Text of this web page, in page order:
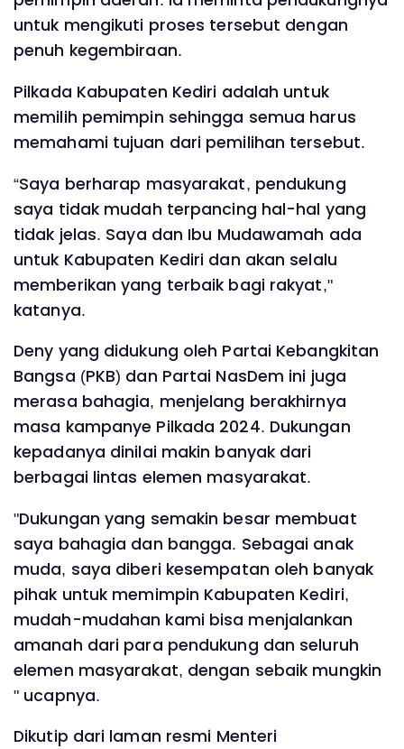
untuk mengikuti proses tersebut dengan
penuh kegembiraan.
Pilkada Kabupaten Kediri adalah untuk
memilih pemimpin sehingga semua harus
memahami tujuan dari pemilihan tersebut.
“Saya berharap masyarakat, pendukung
saya tidak mudah terpancing hal-hal yang
tidak jelas. Saya dan Ibu Mudawamah ada
untuk Kabupaten Kediri dan akan selalu
memberikan yang terbaik bagi rakyat,"
katanya.
Deny yang didukung oleh Partai Kebangkitan
Bangsa (PKB) dan Partai NasDem ini juga
merasa bahagia, menjelang berakhirnya
masa kampanye Pilkada 2024. Dukungan
kepadanya dinilai makin banyak dari
berbagai lintas elemen masyarakat.
"Dukungan yang semakin besar membuat
saya bahagia dan bangga. Sebagai anak
muda, saya diberi kesempatan oleh banyak
pihak untuk memimpin Kabupaten Kediri,
mudah-mudahan kami bisa menjalankan
amanah dari para pendukung dan seluruh
elemen masyarakat, dengan sebaik mungkin
" ucapnya.
Dikutip dari laman resmi Menteri